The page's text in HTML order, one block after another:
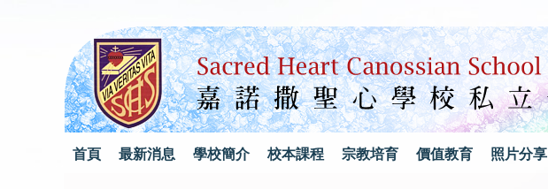
首頁 最新消息 學校簡介 校本課程 宗教培育 價值教育 照片分享